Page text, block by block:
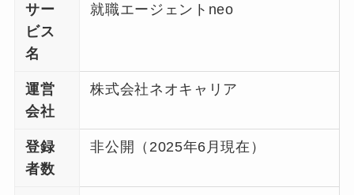
サー
ビス
名
就職エージェントneo
運営
会社
株式会社ネオキャリア
登録
者数
非公開（2025年6月現在）